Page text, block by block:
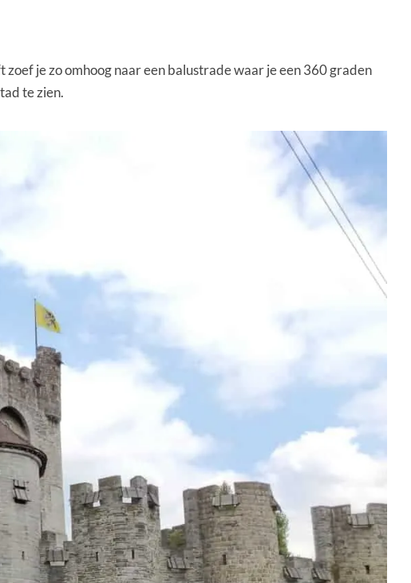
je zo omhoog naar een balustrade waar je een 360 graden
te zien.